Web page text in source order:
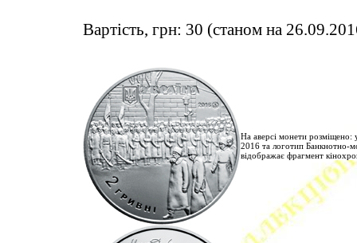
Вартість, грн: 30 (станом на
На аверсі монети
2016 та логотип Банкнотно-
відображає фрагмент